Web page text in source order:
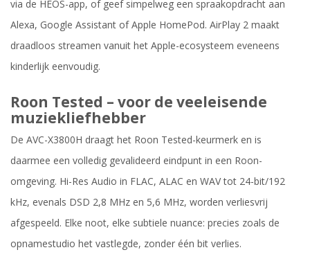
via de HEOS-app, of geef simpelweg een spraakopdracht aan
Alexa, Google Assistant of Apple HomePod. AirPlay 2 maakt
draadloos streamen vanuit het Apple-ecosysteem eveneens
kinderlijk eenvoudig.
Roon Tested – voor de veeleisende
muziekliefhebber
De AVC-X3800H draagt het Roon Tested-keurmerk en is
daarmee een volledig gevalideerd eindpunt in een Roon-
omgeving. Hi-Res Audio in FLAC, ALAC en WAV tot 24-bit/192
kHz, evenals DSD 2,8 MHz en 5,6 MHz, worden verliesvrij
afgespeeld. Elke noot, elke subtiele nuance: precies zoals de
opnamestudio het vastlegde, zonder één bit verlies.